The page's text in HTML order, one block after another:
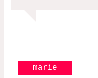
marie